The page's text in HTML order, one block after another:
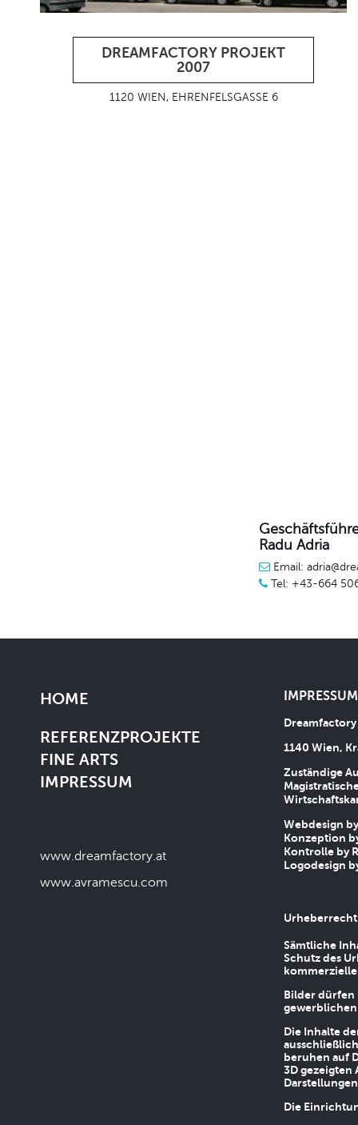
DREAMFACTORY PROJEKT
2007
1120 WIEN, EHRENFELSGASSE 6
Radu Adria
Email:
Tel: +43-664
HOME
REFERENZPROJEKTE
FINE ARTS
IMPRESSUM
www.dreamfactory.at
www.avramescu.com
1140 Wien,
Zuständige
Webdesign
Konzeption
Kontrolle by
Logodesign
Urheberrecht
Sämtliche
Schutz des
Bilder dürfen
Die Inhalte
beruhen auf
3D gezeigten
Die